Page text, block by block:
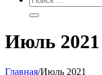
Июль 2021
Главная/Июль 2021